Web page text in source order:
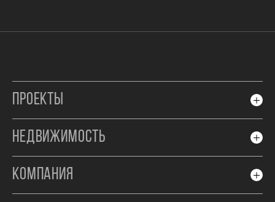
ПРОЕКТЫ
НЕДВИЖИМОСТЬ
КОМПАНИЯ